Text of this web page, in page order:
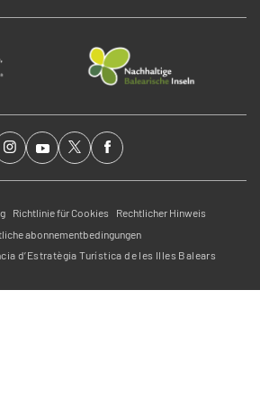
Richtlinie für Cookies
Rechtlicher Hinweis
abonnementbedingungen
d’Estratègia Turística de les Illes Balears